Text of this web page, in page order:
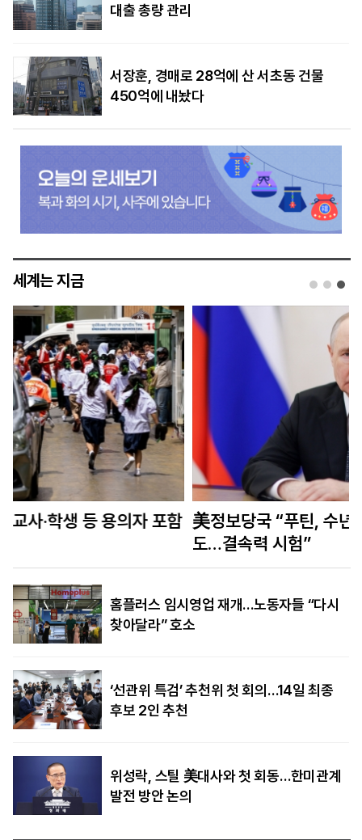
대출 총량 관리
서장훈, 경매로 28억에 산 서초동 건물
450억에 내놨다
세계는 지금
美정보당국 “푸틴, 수년 내 나토 회원국 공격할 수
홈플러스 임시영업 재개…노동자들 “다시
찾아달라” 호소
‘선관위 특검’ 추천위 첫 회의…14일 최종
후보 2인 추천
위성락, 스틸 美대사와 첫 회동…한미관계
발전 방안 논의